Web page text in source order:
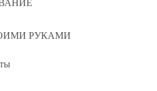
РУКАМИ